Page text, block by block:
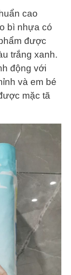
cao
bì nhựa có
được
trắng xanh.
động với
và em bé
mặc tã